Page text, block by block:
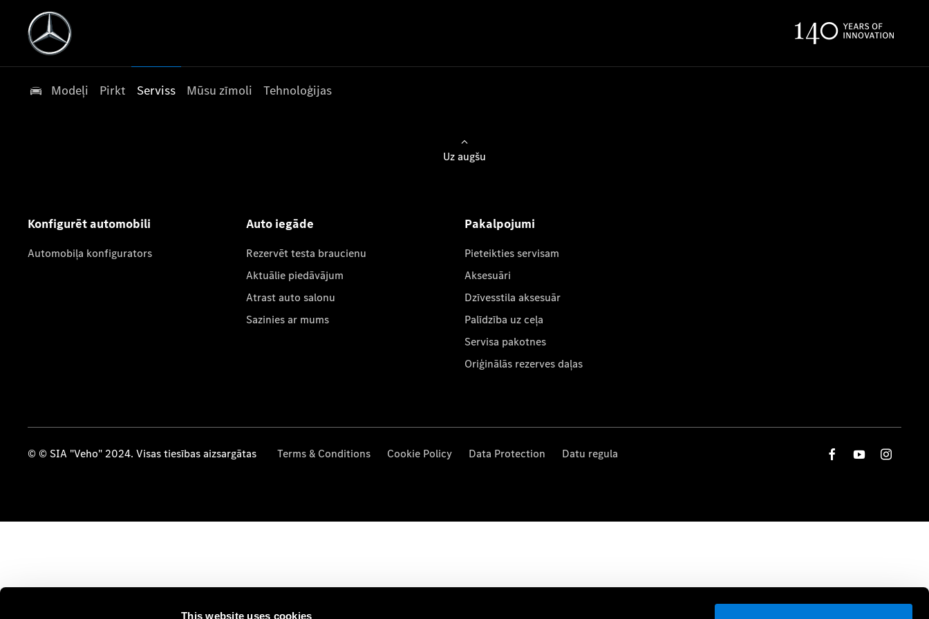
This website uses cookies
Modeļi Pirkt Serviss Mūsu zīmoli Tehnoloģijas
Uz augšu
Konfigurēt automobili
Automobiļa konfigurators
Auto iegāde
Rezervēt testa braucienu
Aktuālie piedāvājum
Atrast auto salonu
Sazinies ar mums
Pakalpojumi
Pieteikties servisam
Aksesuāri
Dzīvesstila aksesuār
Palīdzība uz ceļa
Servisa pakotnes
Oriģinālās rezerves daļas
© © SIA "Veho" 2024. Visas tiesības aizsargātas Terms & Conditions Cookie Policy Data Protection Datu regula